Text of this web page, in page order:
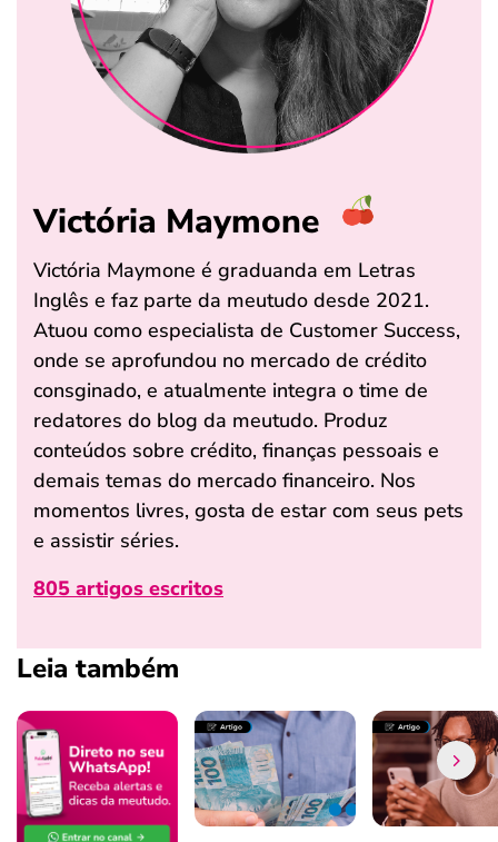
Victória Maymone
Victória Maymone é graduanda em Letras
Inglês e faz parte da meutudo desde 2021.
Atuou como especialista de Customer Success,
onde se aprofundou no mercado de crédito
consginado, e atualmente integra o time de
redatores do blog da meutudo. Produz
conteúdos sobre crédito, finanças pessoais e
demais temas do mercado financeiro. Nos
momentos livres, gosta de estar com seus pets
e assistir séries.
805 artigos escritos
Leia também